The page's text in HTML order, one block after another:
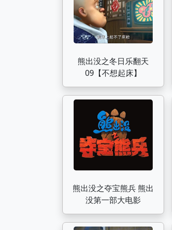
熊出没之冬日乐翻天
09【不想起床】
熊出没之夺宝熊兵 熊出
没第一部大电影